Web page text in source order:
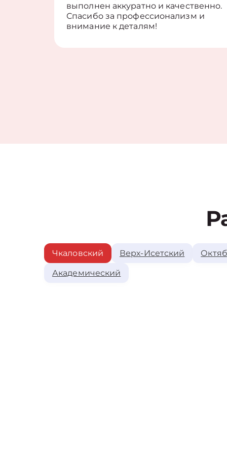
выполнен аккуратно и качественно.
Спасибо за профессионализм и
внимание к деталям!
Чкаловский Верх-Исетский
Академический